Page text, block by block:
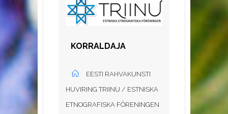
KORRALDAJA
EESTI RAHVAKUNSTI
HUVIRING TRIINU / ESTNISKA
ETNOGRAFISKA FÖRENINGEN